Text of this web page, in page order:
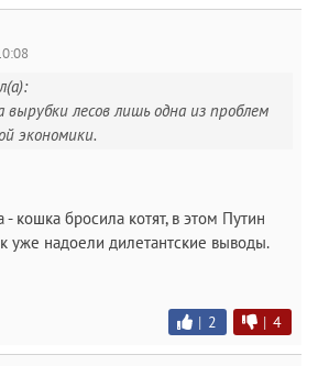
вырубки лесов лишь одна из проблем
экономики.
- кошка бросила котят, в этом Путин
уже надоели дилетантские выводы.
| 2 | 4